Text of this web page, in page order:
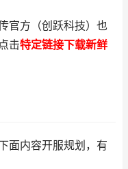
官方（创跃科技）也
击特定链接下载新鲜
面内容开服规划，有